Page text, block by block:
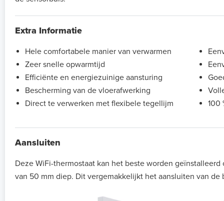
Extra Informatie
Hele comfortabele manier van verwarmen
Zeer snelle opwarmtijd
Efficiënte en energiezuinige aansturing
Bescherming van de vloerafwerking
Direct te verwerken met flexibele tegellijm
100
Aansluiten
Deze WiFi-thermostaat kan het beste worden
van 50 mm diep. Dit vergemakkelijkt het aansluiten van de